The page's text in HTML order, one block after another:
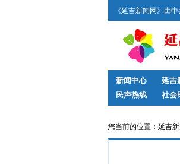
《延吉新闻网》由
新闻中心 延吉
民声热线
社会
您当前的位置：延吉